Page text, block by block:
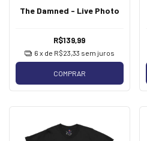
The Damned - Live Photo
R$139,99
6 x de R$23,33 sem juros
COMPRAR